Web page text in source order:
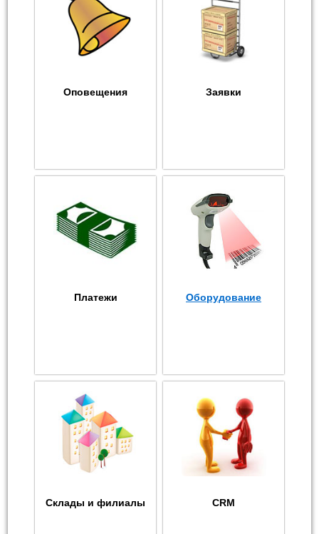
Оповещения Заявки
Платежи Оборудование
Склады и филиалы CRM